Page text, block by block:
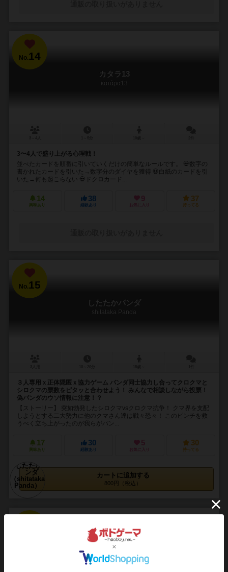
No.14
カタラ13
κατάρα13
3〜4人で盛り上がる心理戦！
並べたカードを順番に引いていくだけの簡単なルールです。 💀数字の
書かれたカードを引いた→数字分のダイヤを獲得 💀白紙のカードを引
いた→何も起こらない 💀ドクロカード...
14
興味あり
38
経験あり
9
お気に入り
37
持ってる
No.15
したたかパンダ
shitataka Panda
３人専用ｘ正体隠匿ｘ協力ゲーム パンダ同士協力し合ってクロクマと
シロクマの票数をピタッと合わせよう！ みんなで相談しながら投票！
偽パンダのウソ情報に注意！？
【ストーリー】 突如勃発したシロクマvsクロクマ抗争！ クマ界を支配
しようとする二大勢力に他のクマさん達は戦々恐々！ このピンチを救
うべく立ち上がったのが我らがパン...
17
興味あり
30
経験あり
5
お気に入り
30
持ってる
カートに追加する
800円（税込）
とんがり帽子の魔法試験
Magical test of tori hat